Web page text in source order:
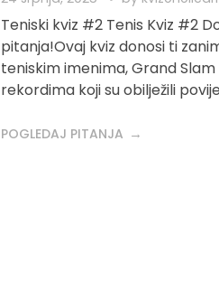
Teniski kviz #2 Tenis Kviz #2
pitanja!Ovaj kviz donosi ti
teniskim imenima, Grand
rekordima koji su obilježili
POGLEDAJ PITANJA